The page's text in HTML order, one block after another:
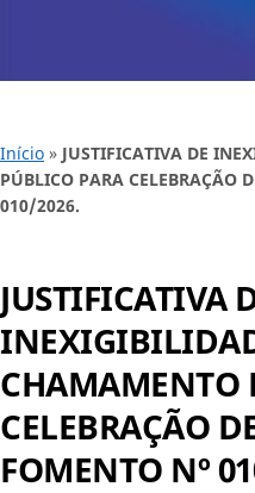
Início » JUSTIFICATIVA DE
PÚBLICO PARA CELEBRAÇÃO
010/2026.
JUSTIFICATIVA
CHAMAMENTO
CELEBRAÇÃO
FOMENTO Nº